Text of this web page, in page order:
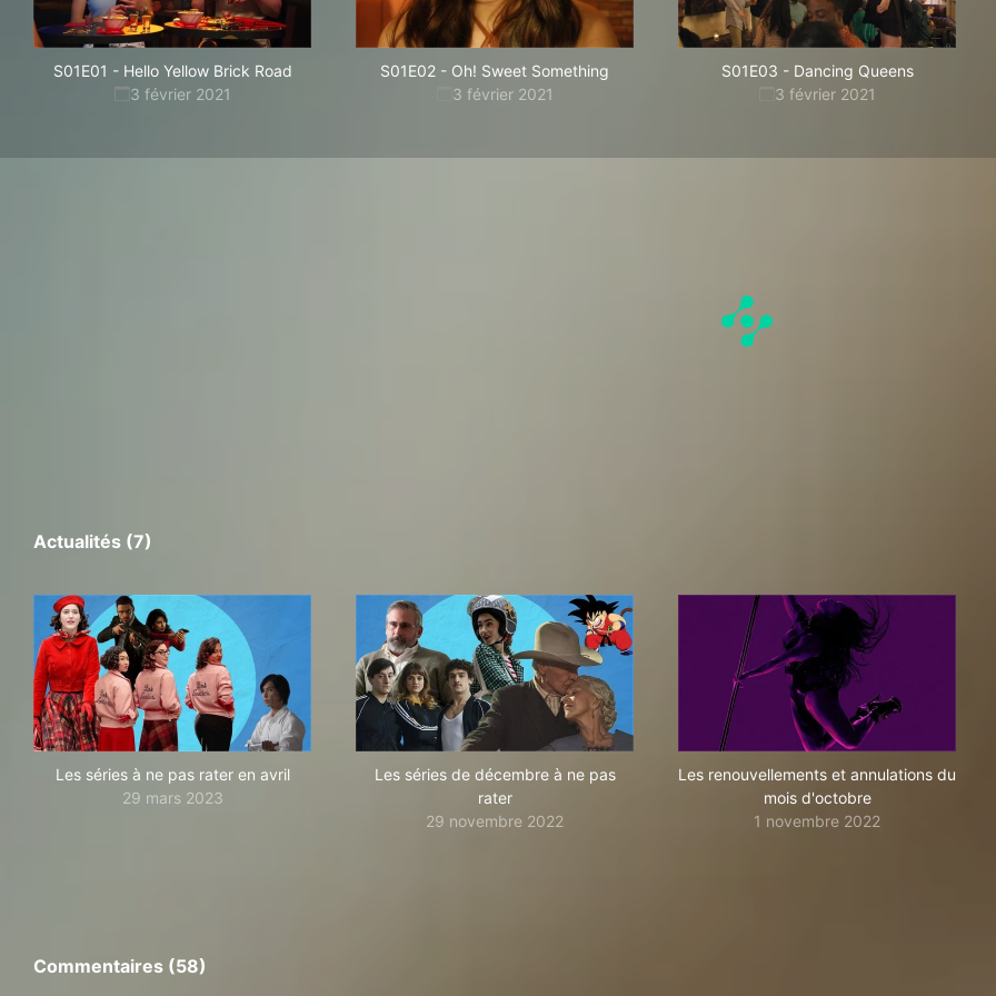
S01E01 - Hello Yellow Brick Road
3 février 2021
S01E02 - Oh! Sweet Something
3 février 2021
S01E03 - Dancing Queens
3 février 2021
Actualités (7)
Les séries à ne pas rater en avril
29 mars 2023
Les séries de décembre à ne pas
rater
29 novembre 2022
Les renouvellements et annulations du
mois d'octobre
1 novembre 2022
Commentaires (58)